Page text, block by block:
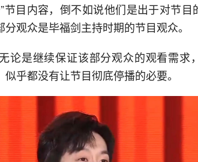
节目内容，倒不如说他们是出于对节
观众是毕福剑主持时期的节目观众。
论是继续保证该部分观众的观看需求
乎都没有让节目彻底停播的必要。